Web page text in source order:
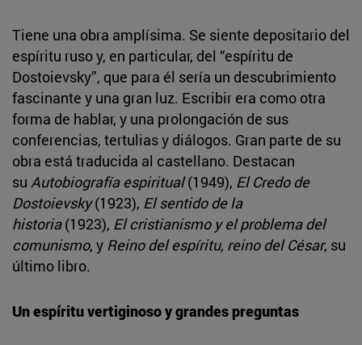
Tiene una obra amplísima. Se siente depositario del
espíritu ruso y, en particular, del “espíritu de
Dostoievsky”, que para él sería un descubrimiento
fascinante y una gran luz. Escribir era como otra
forma de hablar, y una prolongación de sus
conferencias, tertulias y diálogos. Gran parte de su
obra está traducida al castellano. Destacan
su Autobiografía espiritual(1949), El Credo de
Dostoievsky(1923), El sentido de la
historia(1923), El cristianismo y el problema del
comunismo, y Reino del espíritu, reino del César, su
último libro.
Un espíritu vertiginoso y grandes preguntas